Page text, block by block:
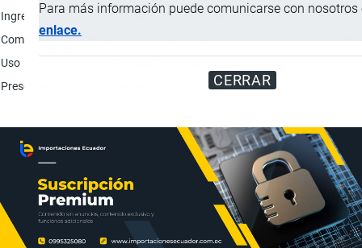
Para más información puede comunicarse con nosotros
enlace.
CERRAR
Ingredientes
Mezcla a base de fosfato monopotásico, ácido
Composición química
Uso
Presentación